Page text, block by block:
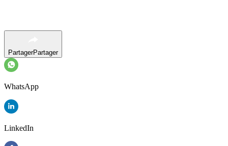
PartagerPartager
WhatsApp
LinkedIn